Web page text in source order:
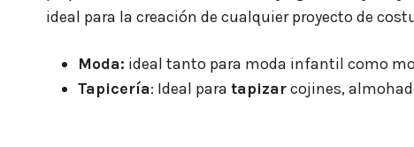
ideal para la creación de cualquier proyecto de
Moda: ideal tanto para moda infantil como
Tapicería: Ideal para tapizarcojines,